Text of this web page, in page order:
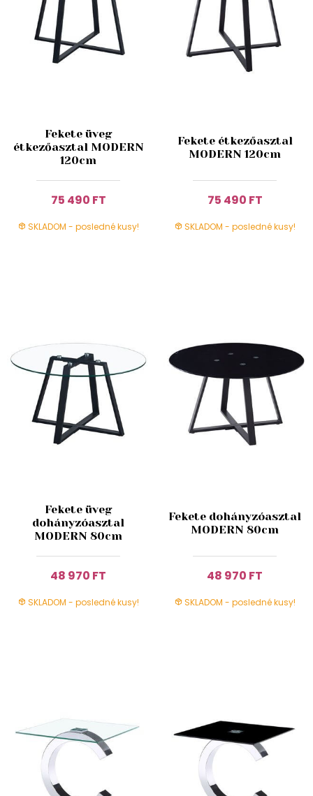
Fekete üveg
étkezőasztal MODERN
120cm
75 490 FT
SKLADOM - posledné kusy!
Fekete étkezőasztal
MODERN 120cm
75 490 FT
SKLADOM - posledné kusy!
Fekete üveg
dohányzóasztal
MODERN 80cm
48 970 FT
SKLADOM - posledné kusy!
Fekete dohányzóasztal
MODERN 80cm
48 970 FT
SKLADOM - posledné kusy!